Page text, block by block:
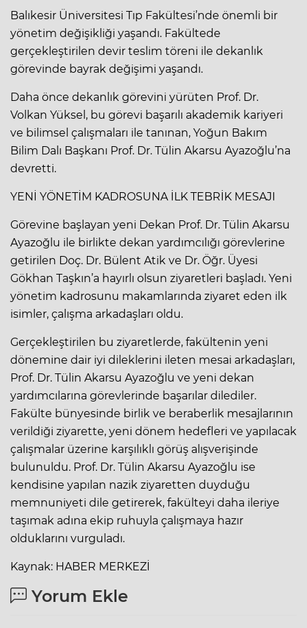
Balıkesir Üniversitesi Tıp Fakültesi’nde önemli bir
yönetim değişikliği yaşandı. Fakültede
gerçekleştirilen devir teslim töreni ile dekanlık
görevinde bayrak değişimi yaşandı.
Daha önce dekanlık görevini yürüten Prof. Dr.
Volkan Yüksel, bu görevi başarılı akademik kariyeri
ve bilimsel çalışmaları ile tanınan, Yoğun Bakım
Bilim Dalı Başkanı Prof. Dr. Tülin Akarsu Ayazoğlu’na
devretti.
YENİ YÖNETİM KADROSUNA İLK TEBRİK MESAJI
Görevine başlayan yeni Dekan Prof. Dr. Tülin Akarsu
Ayazoğlu ile birlikte dekan yardımcılığı görevlerine
getirilen Doç. Dr. Bülent Atik ve Dr. Öğr. Üyesi
Gökhan Taşkın’a hayırlı olsun ziyaretleri başladı. Yeni
yönetim kadrosunu makamlarında ziyaret eden ilk
isimler, çalışma arkadaşları oldu.
Gerçekleştirilen bu ziyaretlerde, fakültenin yeni
dönemine dair iyi dileklerini ileten mesai arkadaşları,
Prof. Dr. Tülin Akarsu Ayazoğlu ve yeni dekan
yardımcılarına görevlerinde başarılar dilediler.
Fakülte bünyesinde birlik ve beraberlik mesajlarının
verildiği ziyarette, yeni dönem hedefleri ve yapılacak
çalışmalar üzerine karşılıklı görüş alışverişinde
bulunuldu. Prof. Dr. Tülin Akarsu Ayazoğlu ise
kendisine yapılan nazik ziyaretten duyduğu
memnuniyeti dile getirerek, fakülteyi daha ileriye
taşımak adına ekip ruhuyla çalışmaya hazır
olduklarını vurguladı.
Kaynak: HABER MERKEZİ
Yorum Ekle